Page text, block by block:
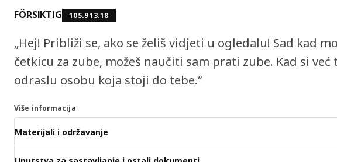
FÖRSIKTIG 105.913.18
„Hej! Približi se, ako se želiš vidjeti u ogledalu! Sad kad
četkicu za zube, možeš naučiti sam prati zube. Kad si već
odraslu osobu koja stoji do tebe.“
Više informacija
Materijali i održavanje